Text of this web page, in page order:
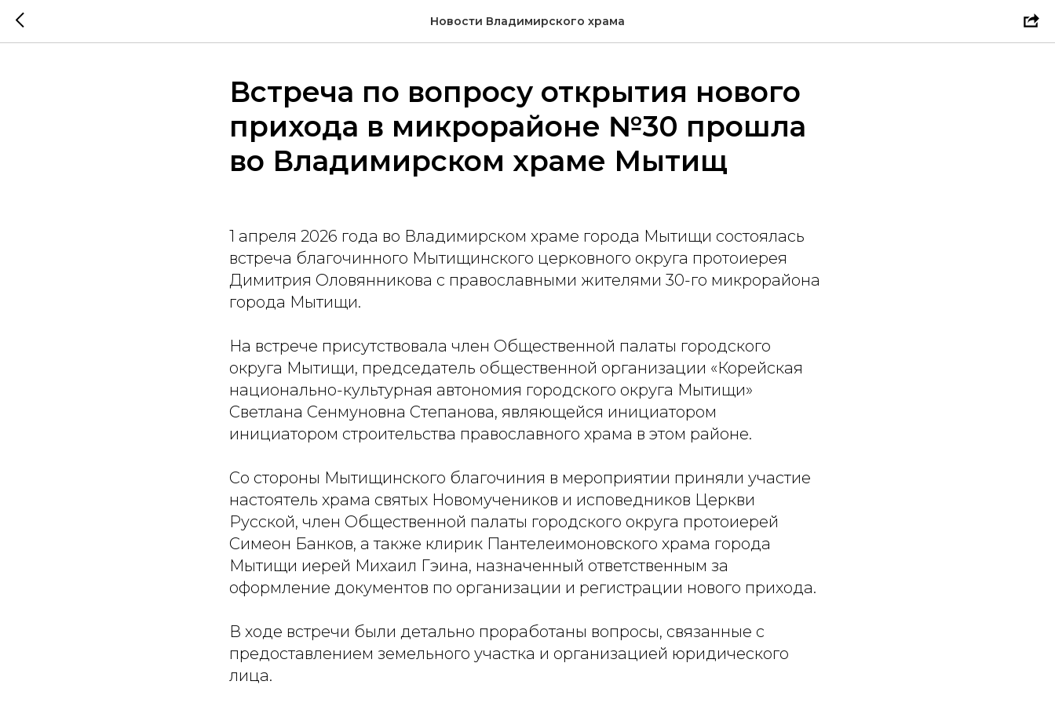
Новости Владимирского храма
Встреча по вопросу открытия нового
прихода в микрорайоне №30 прошла
во Владимирском храме Мытищ
1 апреля 2026 года во Владимирском храме города Мытищи состоялась
встреча благочинного Мытищинского церковного округа протоиерея
Димитрия Оловянникова с православными жителями 30-го микрорайона
города Мытищи.
На встрече присутствовала член Общественной палаты городского
округа Мытищи, председатель общественной организации «Корейская
национально-культурная автономия городского округа Мытищи»
Светлана Сенмуновна Степанова, являющейся инициатором
инициатором строительства православного храма в этом районе.
Со стороны Мытищинского благочиния в мероприятии приняли участие
настоятель храма святых Новомучеников и исповедников Церкви
Русской, член Общественной палаты городского округа протоиерей
Симеон Банков, а также клирик Пантелеимоновского храма города
Мытищи иерей Михаил Гэина, назначенный ответственным за
оформление документов по организации и регистрации нового прихода.
В ходе встречи были детально проработаны вопросы, связанные с
предоставлением земельного участка и организацией юридического
лица.